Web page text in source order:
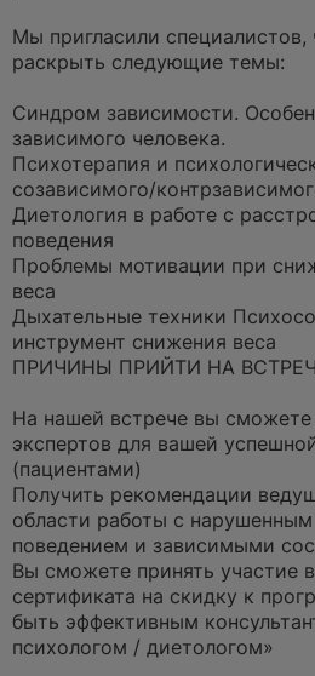
Мы пригласили
раскрыть следующие темы:
Синдром зависимости.
зависимого человека.
Психотерапия и
созависимого/
Диетология в работе с
поведения
Проблемы мотивации при
веса
Дыхательные техники
инструмент снижения веса
ПРИЧИНЫ ПРИЙТИ НА
На нашей встрече вы
экспертов для вашей
(пациентами)
Получить рекомендации
области работы с
поведением и зависимыми
Вы сможете принять участие
сертификата на скидку к
быть эффективным
психологом / диетологом»